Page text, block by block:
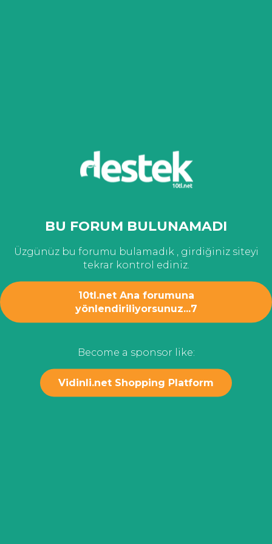
BU FORUM BULUNAMADI
Üzgünüz bu forumu bulamadık , girdiğiniz siteyi
tekrar kontrol ediniz.
10tl.net Ana forumuna
yönlendiriliyorsunuz...7
Become a sponsor like:
Vidinli.net Shopping Platform